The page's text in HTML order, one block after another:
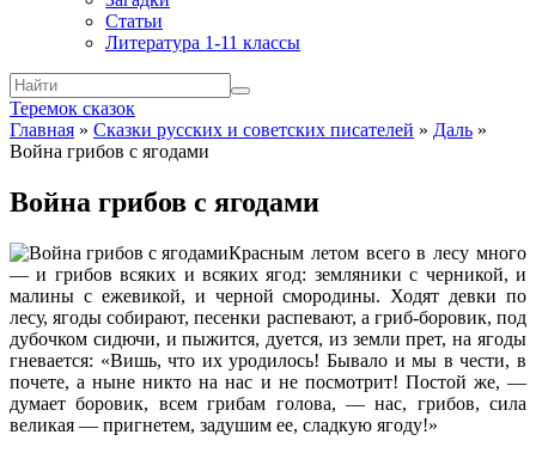
Статьи
Литература 1-11 классы
Теремок сказок
Главная » Сказки русских и советских писателей » Даль »
Война грибов с ягодами
Война грибов с ягодами
Красным летом всего в лесу много
— и грибов всяких и всяких ягод: земляники с черникой, и
малины с ежевикой, и черной смородины. Ходят девки по
лесу, ягоды собирают, песенки распевают, а гриб-боровик, под
дубочком сидючи, и пыжится, дуется, из земли прет, на ягоды
гневается: «Вишь, что их уродилось! Бывало и мы в чести, в
почете, а ныне никто на нас и не посмотрит! Постой же, —
думает боровик, всем грибам голова, — нас, грибов, сила
великая — пригнетем, задушим ее, сладкую ягоду!»